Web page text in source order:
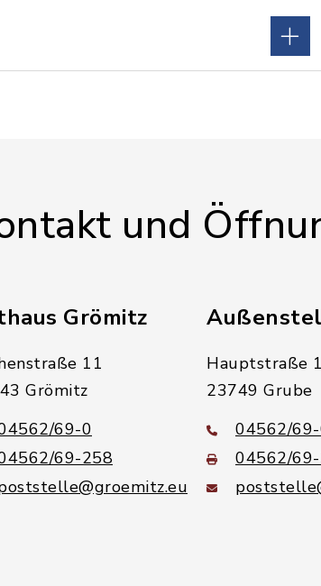
und
Grömitz
11
Grömitz
69-0
69-258
Hauptstraße
23749 Grube
04562/
04562/